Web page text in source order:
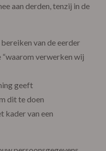
aan derden, tenzij in de
van de eerder
verwerken wij
geeft
dit te doen
kader van een